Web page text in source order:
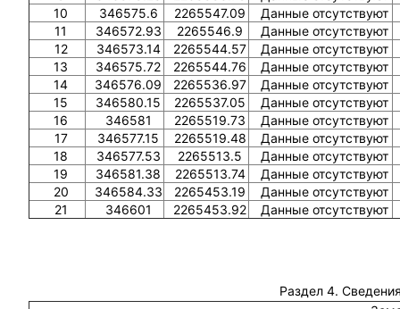
10
346575.6 2265547.09
Данные отсутствуют
11
346572.93 2265546.9
Данные отсутствуют
12
346573.14 2265544.57
Данные отсутствуют
13
346575.72 2265544.76
Данные отсутствуют
14
346576.09 2265536.97
Данные отсутствуют
15
346580.15 2265537.05
Данные отсутствуют
16
346581 2265519.73
Данные отсутствуют
17
346577.15 2265519.48
Данные отсутствуют
18
346577.53 2265513.5
Данные отсутствуют
19
346581.38 2265513.74
Данные отсутствуют
20
346584.33 2265453.19
Данные отсутствуют
21
346601 2265453.92 Данные отсутствуют
Раздел 4.